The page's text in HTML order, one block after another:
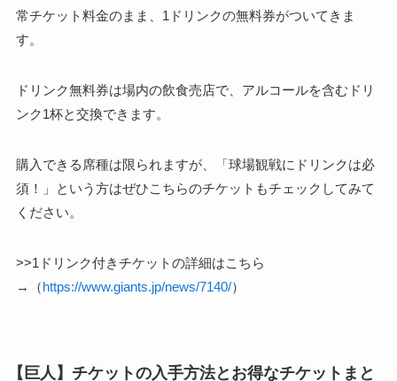
常チケット料金のまま、1ドリンクの無料券がついてきま
す。
ドリンク無料券は場内の飲食売店で、アルコールを含むドリ
ンク1杯と交換できます。
購入できる席種は限られますが、「球場観戦にドリンクは必
須！」という方はぜひこちらのチケットもチェックしてみて
ください。
>>1ドリンク付きチケットの詳細はこちら
→（https://www.giants.jp/news/7140/）
【巨人】チケットの入手方法とお得なチケットまと